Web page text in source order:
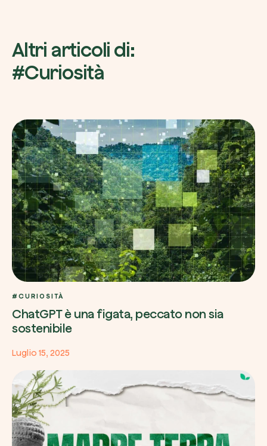
Altri articoli di:
#Curiosità
#CURIOSITÀ
ChatGPT è una figata, peccato non sia
sostenibile
Luglio 15, 2025